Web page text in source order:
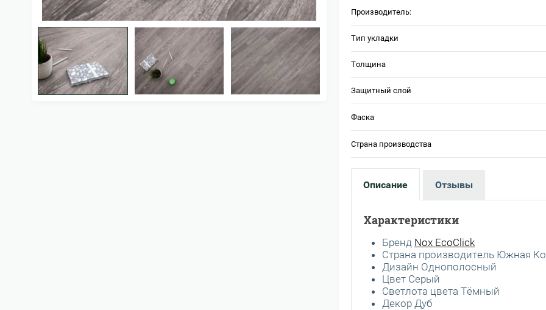
Производитель:
Тип укладки
Толщина
Защитный слой
Фаска
Страна производства
Описание Отзывы
Характеристики
Бренд Nox EcoClick
Страна производитель Южная
Дизайн Однополосный
Цвет Серый
Светлота цвета Тёмный
Декор Дуб